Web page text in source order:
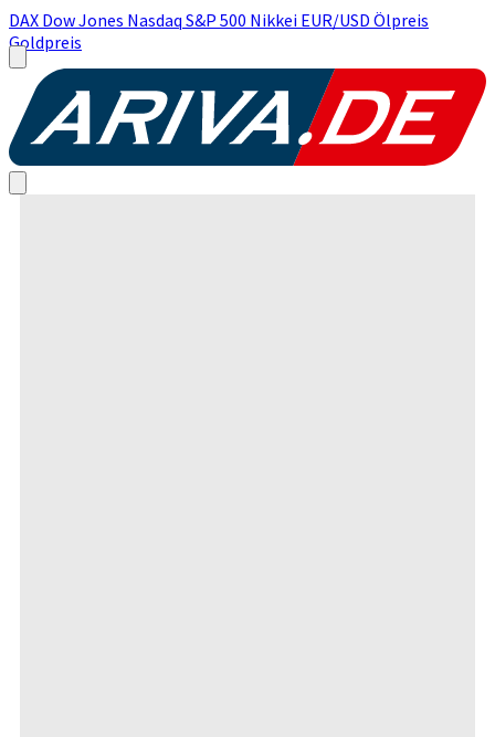
DAX Dow Jones Nasdaq S&P 500 Nikkei EUR/USD Ölpreis
Goldpreis